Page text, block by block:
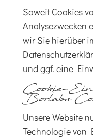
Soweit Cookies
Analysezwecken
wir Sie hierüber
und ggf. eine
Cookie-
Borlabs
Unsere Website
Technologie von